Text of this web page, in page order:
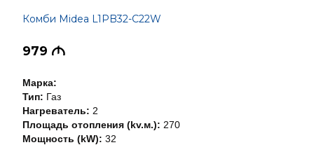
Комби Midea L1PB32-C22W
979 M
Марка:
Тип: Газ
Нагреватель: 2
Площадь отопления (kv.м.): 270
Мощность (kW): 32